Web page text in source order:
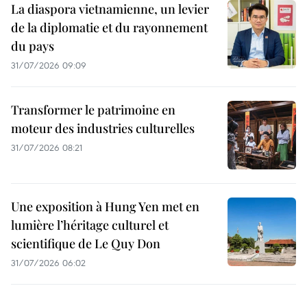
La diaspora vietnamienne, un levier
de la diplomatie et du rayonnement
du pays
31/07/2026 09:09
Transformer le patrimoine en
moteur des industries culturelles
31/07/2026 08:21
Une exposition à Hung Yen met en
lumière l’héritage culturel et
scientifique de Le Quy Don
31/07/2026 06:02